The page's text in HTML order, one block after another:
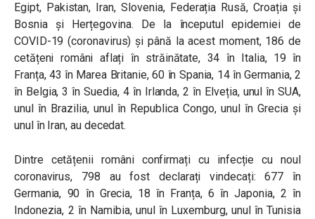
Egipt, Pakistan, Iran, Slovenia, Federația Rusă, Croația și
Bosnia și Herțegovina. De la începutul epidemiei de
COVID-19 (coronavirus) și până la acest moment, 186 de
cetățeni români aflați în străinătate, 34 în Italia, 19 în
Franța, 43 în Marea Britanie, 60 în Spania, 14 în Germania, 2
în Belgia, 3 în Suedia, 4 în Irlanda, 2 în Elveția, unul în SUA,
unul în Brazilia, unul în Republica Congo, unul în Grecia și
unul în Iran, au decedat.
Dintre cetățenii români confirmați cu infecție cu noul
coronavirus, 798 au fost declarați vindecați: 677 în
Germania, 90 în Grecia, 18 în Franța, 6 în Japonia, 2 în
Indonezia, 2 în Namibia, unul în Luxemburg, unul în Tunisia